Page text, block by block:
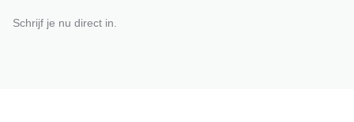
Schrijf je nu direct in.